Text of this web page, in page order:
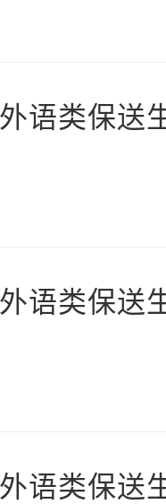
语类保送
语类保送
语类保送